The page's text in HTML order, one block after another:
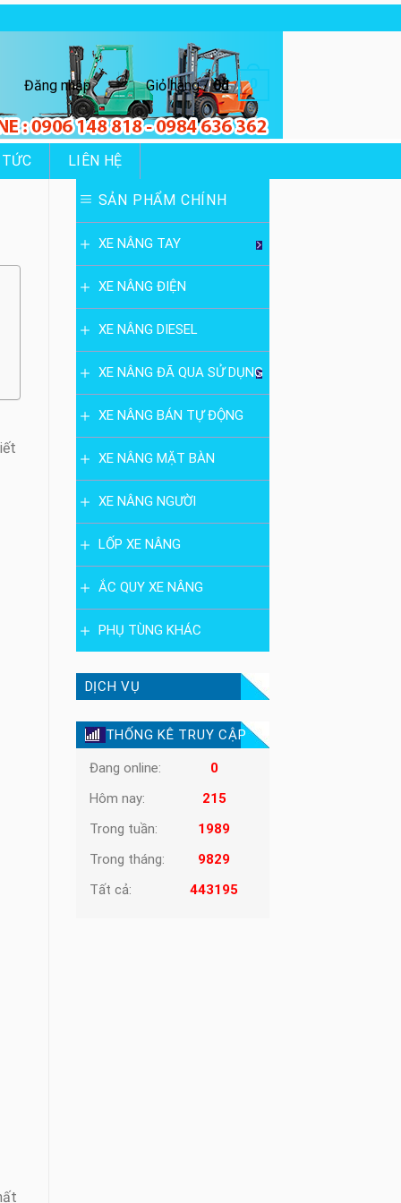
Đăng nhập Giỏ hàng /0₫ 0
LIÊN HỆ
SẢN PHẨM CHÍNH
XE NÂNG TAY
XE NÂNG ĐIỆN
XE NÂNG DIESEL
XE NÂNG ĐÃ QUA SỬ DỤNG
XE NÂNG BÁN TỰ ĐỘNG
XE NÂNG MẶT BÀN
XE NÂNG NGƯỜI
LỐP XE NÂNG
ẮC QUY XE NÂNG
PHỤ TÙNG KHÁC
DỊCH VỤ
THỐNG KÊ TRUY CẬP
Đang online:
0
Hôm nay:
215
Trong tuần:
1989
Trong tháng:
9829
Tất cả:
443195